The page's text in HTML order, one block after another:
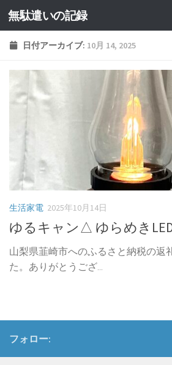
コンテンツへスキップ
無駄遣いの記録
日付アーカイブ: 10月 14, 2025
生活家電 2025年10月14日
ゆるキャン△ ゆらめき
山梨県韮崎市へのふるさと納税の返
た。ありがとうござ...
フォロー: